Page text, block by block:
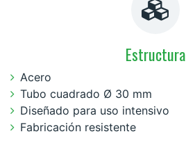
Estructura
Acero
Tubo cuadrado Ø 30 mm
Diseñado para uso intensivo
Fabricación resistente